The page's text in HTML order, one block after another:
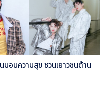
อบความสุข ชวนเยาวชนต้าน